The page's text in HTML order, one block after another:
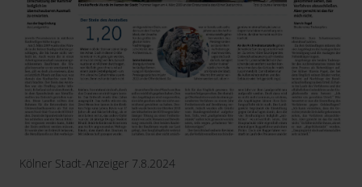
Kölner Stadt-Anzeiger 7.8.2024